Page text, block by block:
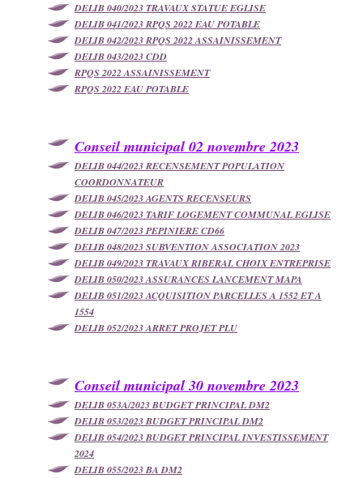
DELIB 040/2023 TRAVAUX STATUE EGLISE
DELIB 041/2023 RPQS 2022 EAU POTABLE
DELIB 042/2023 RPQS 2022 ASSAINISSEMENT
DELIB 043/2023 CDD
RPQS 2022 ASSAINISSEMENT
RPQS 2022 EAU POTABLE
Conseil municipal 02 novembre 2023
DELIB 044/2023 RECENSEMENT POPULATION
COORDONNATEUR
DELIB 045/2023 AGENTS RECENSEURS
DELIB 046/2023 TARIF LOGEMENT COMMUNAL EGLISE
DELIB 047/2023 PEPINIERE CD66
DELIB 048/2023 SUBVENTION ASSOCIATION 2023
DELIB 049/2023 TRAVAUX RIBERAL CHOIX ENTREPRISE
DELIB 050/2023 ASSURANCES LANCEMENT MAPA
DELIB 051/2023 ACQUISITION PARCELLES A 1552 ET A
1554
DELIB 052/2023 ARRET PROJET PLU
Conseil municipal 30 novembre 2023
DELIB 053A/2023 BUDGET PRINCIPAL DM2
DELIB 053/2023 BUDGET PRINCIPAL DM2
DELIB 054/2023 BUDGET PRINCIPAL INVESTISSEMENT
2024
DELIB 055/2023 BA DM2